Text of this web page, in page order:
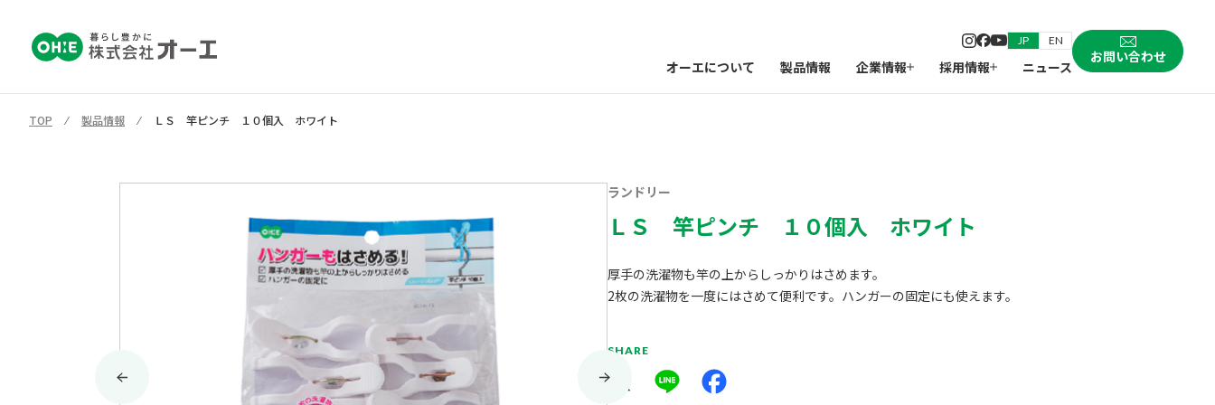
JP EN
オーエについて 製品情報 企業情報 採用情報 ニュース
お問い合わせ
TOP ⁄ 製品情報 ⁄ ＬＳ 竿ピンチ １０個入 ホワイト
ランドリー
ＬＳ 竿ピンチ １０個入 ホワイト
厚手の洗濯物も竿の上からしっかりはさめます。
2枚の洗濯物を一度にはさめて便利です。ハンガーの固定にも使えます。
SHARE
Line